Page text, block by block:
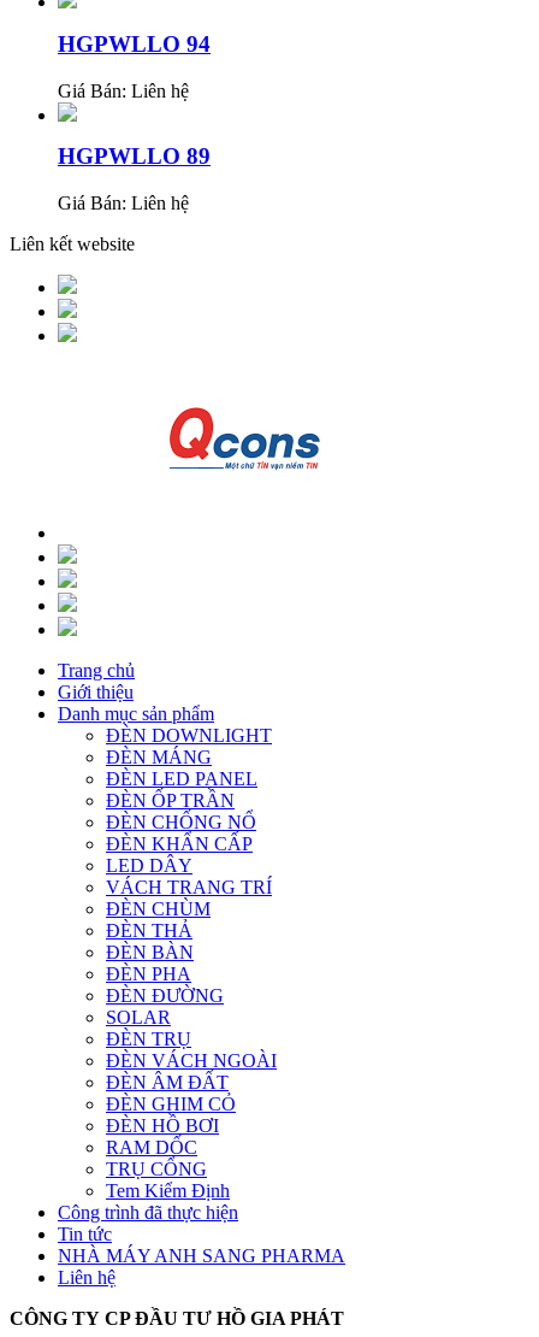
HGPWLLO 94
Giá Bán: Liên hệ
HGPWLLO 89
Giá Bán: Liên hệ
Liên kết website
Trang chủ
Giới thiệu
Danh mục sản phẩm
ĐÈN DOWNLIGHT
ĐÈN MÁNG
ĐÈN LED PANEL
ĐÈN ỐP TRẦN
ĐÈN CHỐNG NỔ
ĐÈN KHẨN CẤP
LED DÂY
VÁCH TRANG TRÍ
ĐÈN CHÙM
ĐÈN THẢ
ĐÈN BÀN
ĐÈN PHA
ĐÈN ĐƯỜNG
SOLAR
ĐÈN TRỤ
ĐÈN VÁCH NGOÀI
ĐÈN ÂM ĐẤT
ĐÈN GHIM CỎ
ĐÈN HỒ BƠI
RAM DỐC
TRỤ CỔNG
Tem Kiểm Định
Công trình đã thực hiện
Tin tức
NHÀ MÁY ANH SANG PHARMA
Liên hệ
CÔNG TY CP ĐẦU TƯ HỒ GIA PHÁT